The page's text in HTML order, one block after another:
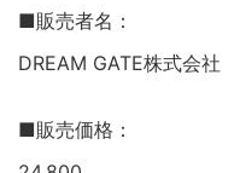
■販売者名：
DREAM GATE株式会社
■販売価格：